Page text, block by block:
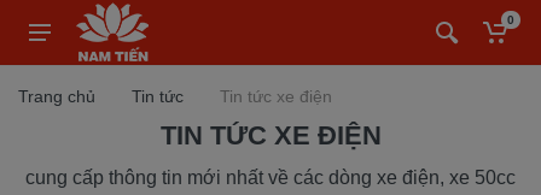
0
Trang chủ Tin tức Tin tức xe điện
TIN TỨC XE ĐIỆN
cung cấp thông tin mới nhất về các dòng xe điện, xe 50cc